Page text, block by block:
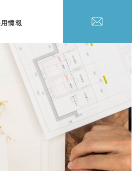
情報